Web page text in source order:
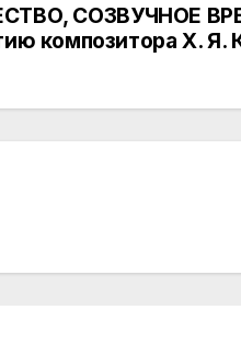
СОЗВУЧНОЕ
композитора Х. Я.